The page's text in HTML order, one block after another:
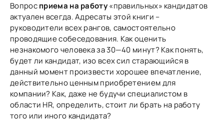
Вопросприема на работу«правильных» кандидатов
актуален всегда. Адресаты этой книги –
руководители всех рангов, самостоятельно
проводящие собеседования. Как оценить
незнакомого человека за 30—40 минут? Как понять,
будет ли кандидат, изо всех сил старающийся в
данный момент произвести хорошее впечатление,
действительно ценным приобретением для
компании? Как, даже не будучи специалистом в
области HR, определить, стоит ли брать на работу
того или иного кандидата?